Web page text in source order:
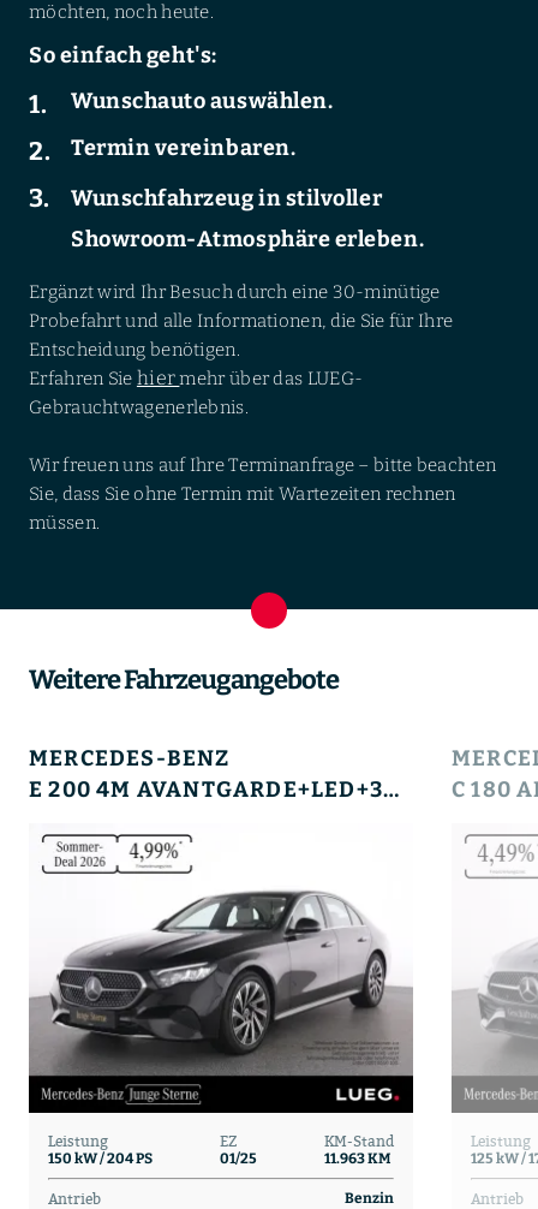
möchten, noch heute.
So einfach geht's:
Wunschauto auswählen.
Termin vereinbaren.
Wunschfahrzeug in stilvoller
Showroom-Atmosphäre erleben.
Ergänzt wird Ihr Besuch durch eine 30-minütige
Probefahrt und alle Informationen, die Sie für Ihre
Entscheidung benötigen.
Erfahren Sie hiermehr über das LUEG-
Gebrauchtwagenerlebnis.
Wir freuen uns auf Ihre Terminanfrage – bitte beachten
Sie, dass Sie ohne Termin mit Wartezeiten rechnen
müssen.
Weitere Fahrzeugangebote
MERCEDES-BENZ
E 200 4M AVANTGARDE+LED+360°+TOTW+LEDER+PTS+DAB+
Leistung
150 kW / 204 PS
EZ
01/25
KM-Stand
11.963 KM
Antrieb Benzin
Leistung
125 kW /
Antrieb